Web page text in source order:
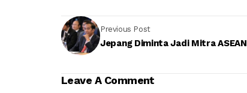
Previous Post
Jepang Diminta Jadi Mitra ASEAN
Leave A Comment